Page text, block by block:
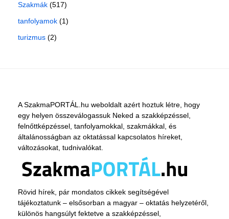
Szakmák (517)
tanfolyamok (1)
turizmus (2)
A SzakmaPORTÁL.hu weboldalt azért hoztuk létre, hogy
egy helyen összeválogassuk Neked a szakképzéssel,
felnőttképzéssel, tanfolyamokkal, szakmákkal, és
általánosságban az oktatással kapcsolatos híreket,
változásokat, tudnivalókat.
Rövid hírek, pár mondatos cikkek segítségével
tájékoztatunk – elsősorban a magyar – oktatás helyzetéről,
különös hangsúlyt fektetve a szakképzéssel,